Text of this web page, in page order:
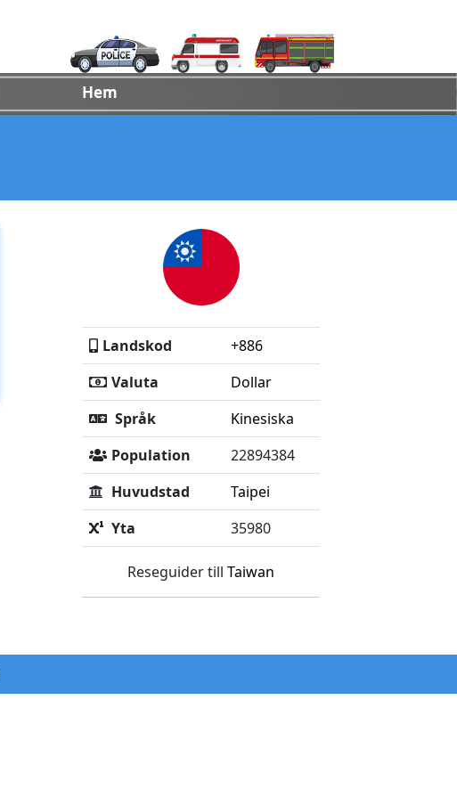
Hem
Landskod
+886
Valuta
Dollar
Språk
Kinesiska
Population
22894384
Huvudstad
Taipei
Yta
35980
Reseguider till Taiwan